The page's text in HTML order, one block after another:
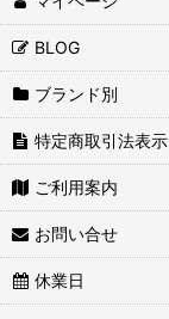
BLOG
ブランド別
特定商取引法表示
ご利用案内
お問い合せ
休業日